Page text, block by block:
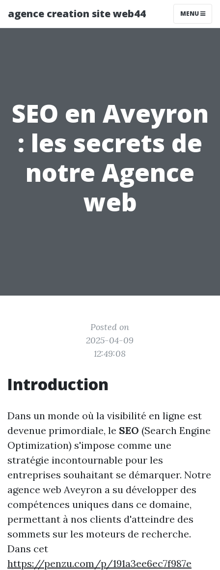
agence creation site web44 MENU
SEO en Aveyron
: les secrets de
notre Agence
web
Posted on
2025-04-09
12:49:08
Introduction
Dans un monde où la visibilité en ligne est
devenue primordiale, le SEO (Search Engine
Optimization) s'impose comme une
stratégie incontournable pour les
entreprises souhaitant se démarquer. Notre
agence web Aveyron a su développer des
compétences uniques dans ce domaine,
permettant à nos clients d'atteindre des
sommets sur les moteurs de recherche.
Dans cet
https://penzu.com/p/191a3ee6ec7f987e